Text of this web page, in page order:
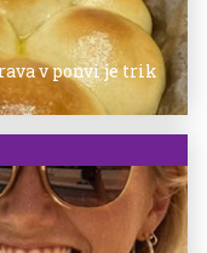
v ponvi je trik